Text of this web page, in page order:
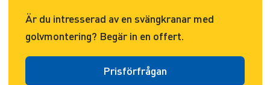
Är du intresserad av en svängkranar med
golvmontering? Begär in en offert.
Prisförfrågan